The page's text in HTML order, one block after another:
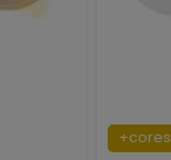
+cores